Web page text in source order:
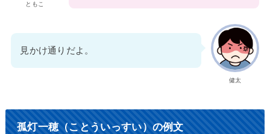
ともこ
健太
見かけ通りだよ。
孤灯一穂（ことういっすい）の例文